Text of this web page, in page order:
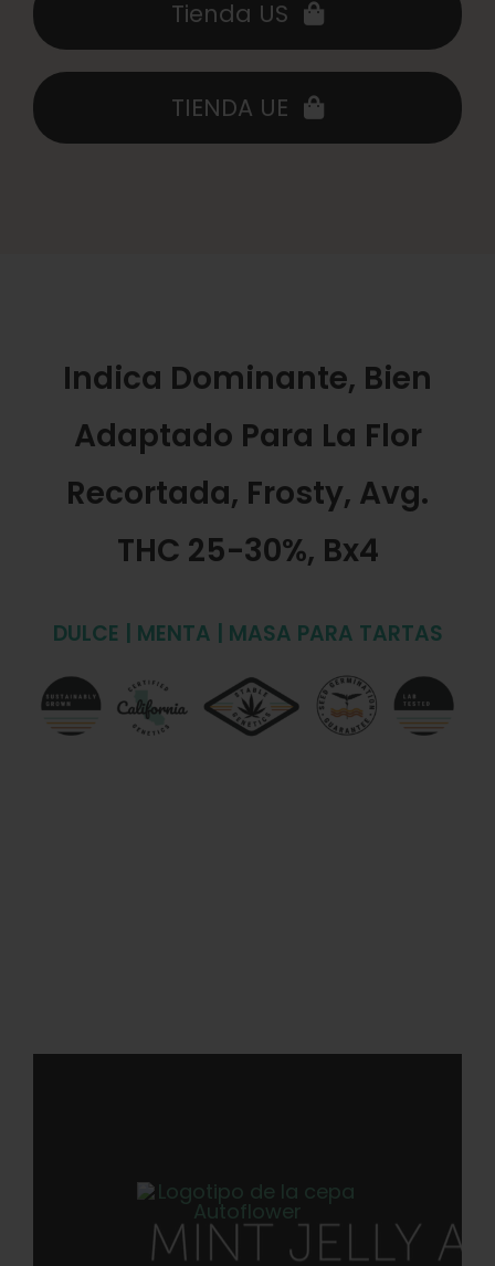
Tienda US
TIENDA UE
Indica Dominante, Bien
Adaptado Para La Flor
Recortada, Frosty, Avg.
THC 25-30%, Bx4
DULCE | MENTA | MASA PARA TARTAS